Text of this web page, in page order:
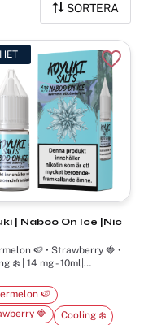
SORTERA
| Naboo On Ice |Nic
🍉 • Strawberry 🍓 •
❄️ | 14 mg - 10ml|
🍉
🍓
Cooling ❄️